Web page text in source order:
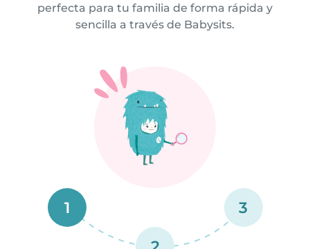
perfecta para tu familia de forma rápida y
sencilla a través de Babysits.
1 3